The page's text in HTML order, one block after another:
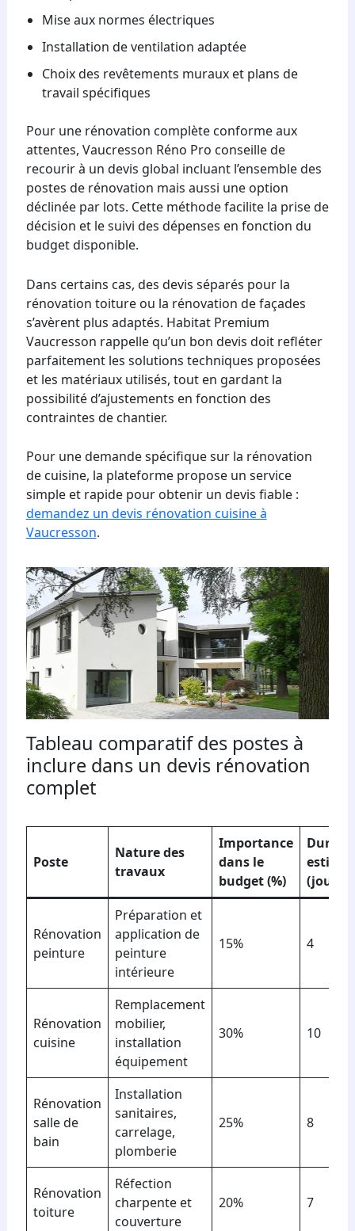
Mise aux normes électriques
Installation de ventilation adaptée
Choix des revêtements muraux et plans de
travail spécifiques
Pour une rénovation complète conforme aux
attentes, Vaucresson Réno Pro conseille de
recourir à un devis global incluant l’ensemble des
postes de rénovation mais aussi une option
déclinée par lots. Cette méthode facilite la prise de
décision et le suivi des dépenses en fonction du
budget disponible.
Dans certains cas, des devis séparés pour la
rénovation toiture ou la rénovation de façades
s’avèrent plus adaptés. Habitat Premium
Vaucresson rappelle qu’un bon devis doit refléter
parfaitement les solutions techniques proposées
et les matériaux utilisés, tout en gardant la
possibilité d’ajustements en fonction des
contraintes de chantier.
Pour une demande spécifique sur la rénovation
de cuisine, la plateforme propose un service
simple et rapide pour obtenir un devis fiable :
demandez un devis rénovation cuisine à
Vaucresson.
Tableau comparatif des postes à
inclure dans un devis rénovation
complet
Poste
Nature des
travaux
Importance
dans le
budget (%)
Durée
(jours)
Rénovation
peinture
Préparation et
application de
peinture
intérieure
15% 4
Rénovation
cuisine
Remplacement
mobilier,
installation
équipement
30% 10
Rénovation
salle de
bain
Installation
sanitaires,
carrelage,
plomberie
25% 8
Rénovation
toiture
Réfection
charpente et
couverture
20% 7